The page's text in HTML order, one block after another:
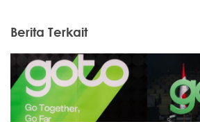
Berita Terkait